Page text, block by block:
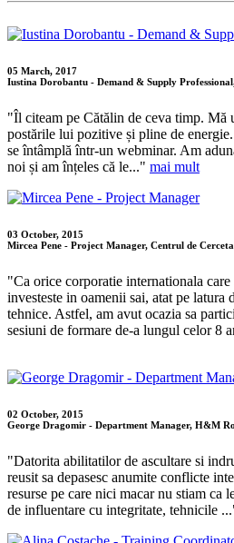
05 March, 2017
Iustina Dorobantu - Demand & Supply
"Îl citeam pe Cătălin de ceva timp. Mă
postările lui pozitive și pline de
se întâmplă într-un webminar. Am
noi și am înțeles că le..." mai mult
03 October, 2015
Mircea Pene - Project Manager, Centrul de
"Ca orice corporatie internationala care
investeste in oamenii sai, atat pe latura
tehnice. Astfel, am avut ocazia sa
sesiuni de formare de-a lungul celor 8
02 October, 2015
George Dragomir - Department Manager, H&M
"Datorita abilitatilor de ascultare si
reusit sa depasesc anumite conflicte
resurse pe care nici macar nu stiam ca
de influentare cu integritate, tehnicile